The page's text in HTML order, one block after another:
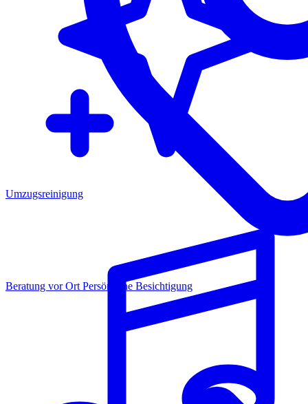
Beratung vor OrtPersönliche Besichtigung
Umzugsreinigung